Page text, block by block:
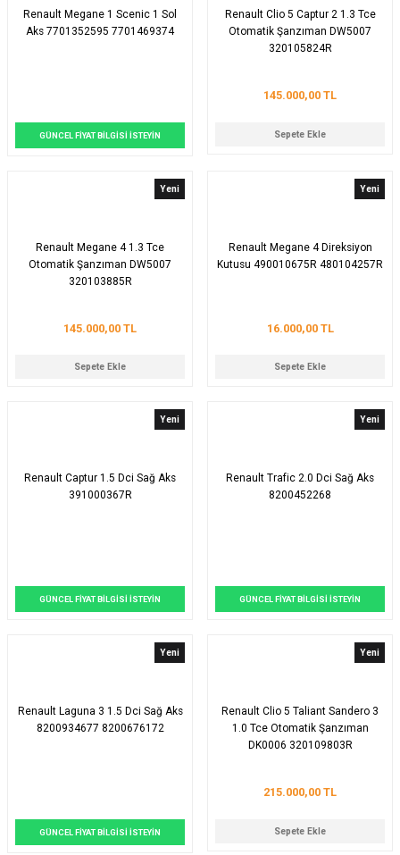
Renault Megane 1 Scenic 1 Sol
Aks 7701352595 7701469374
GÜNCEL FİYAT BİLGİSİ İSTEYİN
Renault Clio 5 Captur 2 1.3 Tce
Otomatik Şanzıman DW5007
320105824R
145.000,00 TL
Sepete Ekle
Yeni
Renault Megane 4 1.3 Tce
Otomatik Şanzıman DW5007
320103885R
145.000,00 TL
Sepete Ekle
Yeni
Renault Megane 4 Direksiyon
Kutusu 490010675R 480104257R
16.000,00 TL
Sepete Ekle
Yeni
Renault Captur 1.5 Dci Sağ Aks
391000367R
GÜNCEL FİYAT BİLGİSİ İSTEYİN
Yeni
Renault Trafic 2.0 Dci Sağ Aks
8200452268
GÜNCEL FİYAT BİLGİSİ İSTEYİN
Yeni
Renault Laguna 3 1.5 Dci Sağ Aks
8200934677 8200676172
GÜNCEL FİYAT BİLGİSİ İSTEYİN
Yeni
Renault Clio 5 Taliant Sandero 3
1.0 Tce Otomatik Şanzıman
DK0006 320109803R
215.000,00 TL
Sepete Ekle